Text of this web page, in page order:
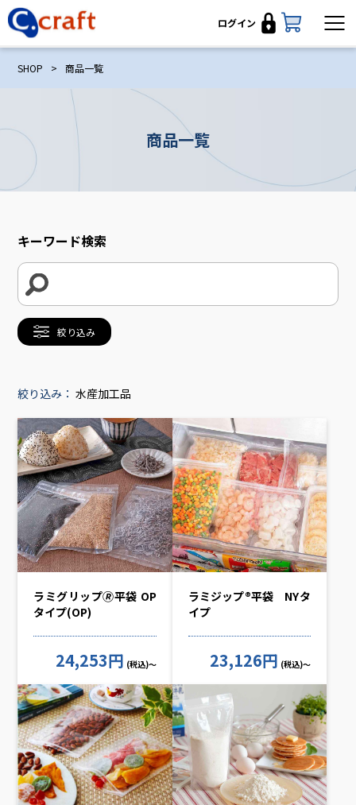
ログイン
SHOP > 商品一覧
商品一覧
キーワード検索
絞り込み
絞り込み： 水産加工品
ラミグリップ🄬平袋 OP
タイプ(OP)
24,253円 (税込)～
ラミジップ®平袋 NYタ
イプ
23,126円 (税込)～